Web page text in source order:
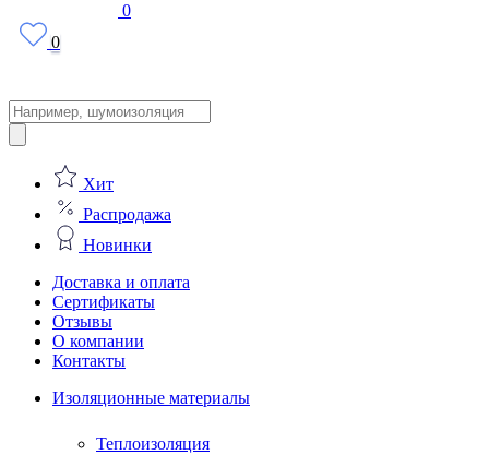
0
0
Поиск
товаров
Хит
Распродажа
Новинки
Доставка и оплата
Сертификаты
Отзывы
О компании
Контакты
Изоляционные материалы
Теплоизоляция